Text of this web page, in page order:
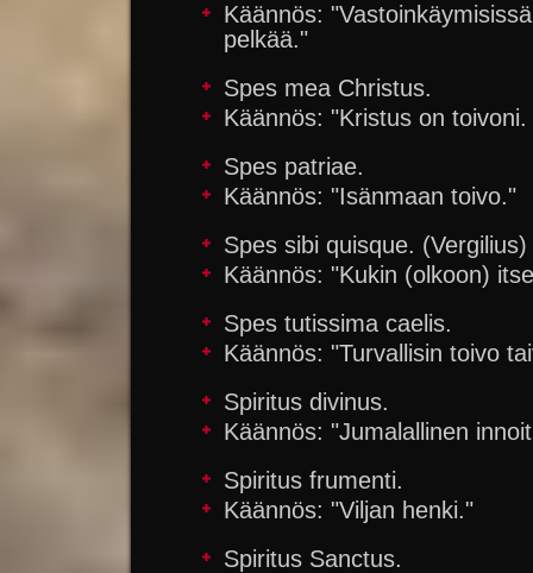
Käännös:
pelkää."
Spes mea Christus.
Käännös: "Kristus on toivoni.
Spes patriae.
Käännös: "Isänmaan toivo."
Spes sibi quisque. (Vergilius)
Käännös: "Kukin (olkoon)
Spes tutissima caelis.
Käännös: "Turvallisin toivo
Spiritus divinus.
Käännös: "Jumalallinen
Spiritus frumenti.
Käännös: "Viljan henki."
Spiritus Sanctus.